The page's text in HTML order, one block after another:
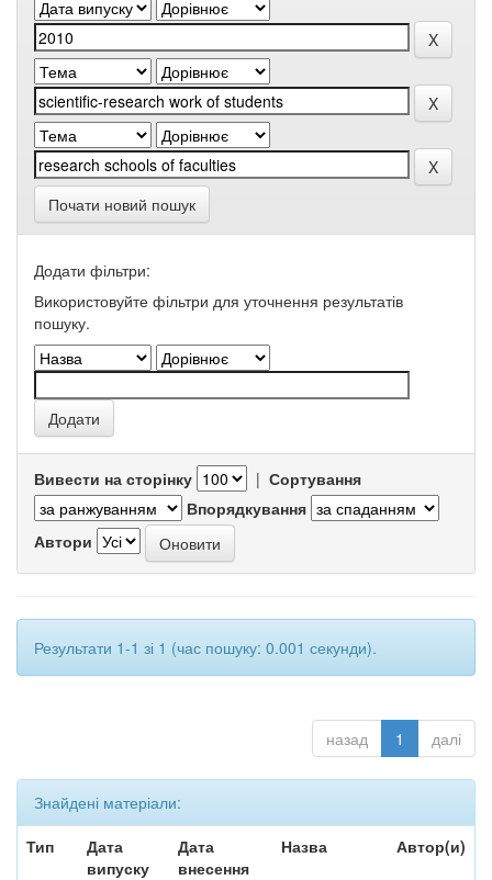
Почати новий пошук
Додати фільтри:
Використовуйте фільтри для уточнення результатів
пошуку.
Вивести на сторінку | Сортування
Впорядкування
Автори
Результати 1-1 зі 1 (час пошуку: 0.001 секунди).
назад 1 далі
Знайдені матеріали:
Тип
Дата
випуску
Дата
внесення
Назва Автор(и)